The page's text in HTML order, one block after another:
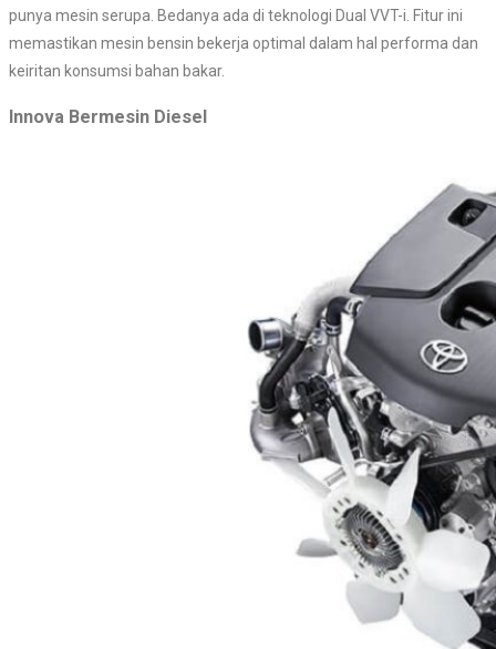
punya mesin serupa. Bedanya ada di teknologi Dual VVT-i. Fitur ini
memastikan mesin bensin bekerja optimal dalam hal performa dan
keiritan konsumsi bahan bakar.
Innova Bermesin Diesel